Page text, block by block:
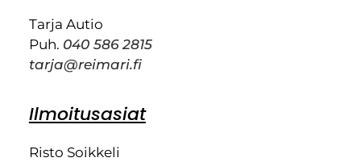
Tarja Autio
Puh. 040 586 2815
tarja@reimari.fi
Ilmoitusasiat
Risto Soikkeli